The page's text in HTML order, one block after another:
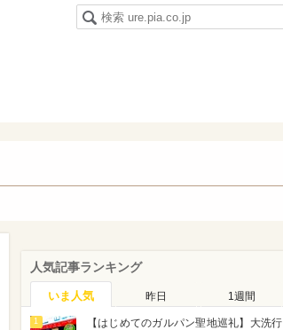
人気記事ランキング
いま人気 昨日 1週間
1
【はじめてのガルパン聖地巡礼】大洗行